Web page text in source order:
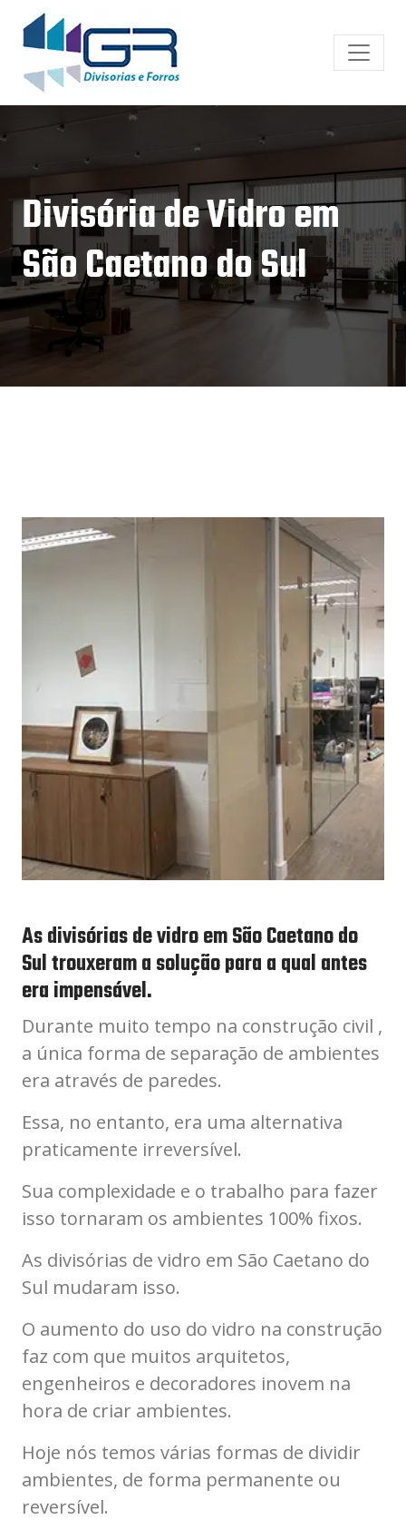
Divisória de Vidro em
São Caetano do Sul
As divisórias de vidro em São Caetano do
Sul trouxeram a solução para a qual antes
era impensável.
Durante muito tempo na construção civil ,
a única forma de separação de ambientes
era através de paredes.
Essa, no entanto, era uma alternativa
praticamente irreversível.
Sua complexidade e o trabalho para fazer
isso tornaram os ambientes 100% fixos.
As divisórias de vidro em São Caetano do
Sul mudaram isso.
O aumento do uso do vidro na construção
faz com que muitos arquitetos,
engenheiros e decoradores inovem na
hora de criar ambientes.
Hoje nós temos várias formas de dividir
ambientes, de forma permanente ou
reversível.